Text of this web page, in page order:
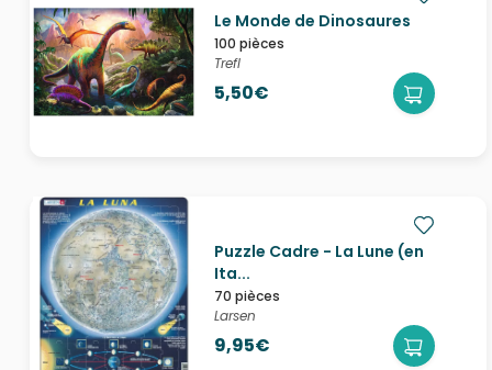
Le Monde de Dinosaures
100 pièces
Trefl
5,50€
Puzzle Cadre - La Lune (en
Ita...
70 pièces
Larsen
9,95€